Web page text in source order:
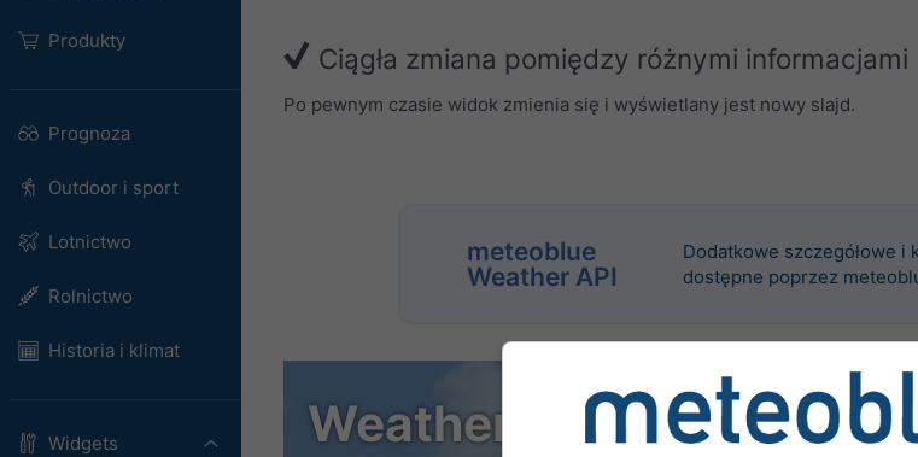
Produkty
Prognoza
Outdoor i sport
Lotnictwo
Rolnictwo
Historia i klimat
Widgets
Ciągła zmiana pomiędzy różnymi informacjami
Po pewnym czasie widok zmienia się i wyświetlany jest nowy slajd.
meteoblue
Weather API
Dodatkowe szczegółowe
dostępne poprzez